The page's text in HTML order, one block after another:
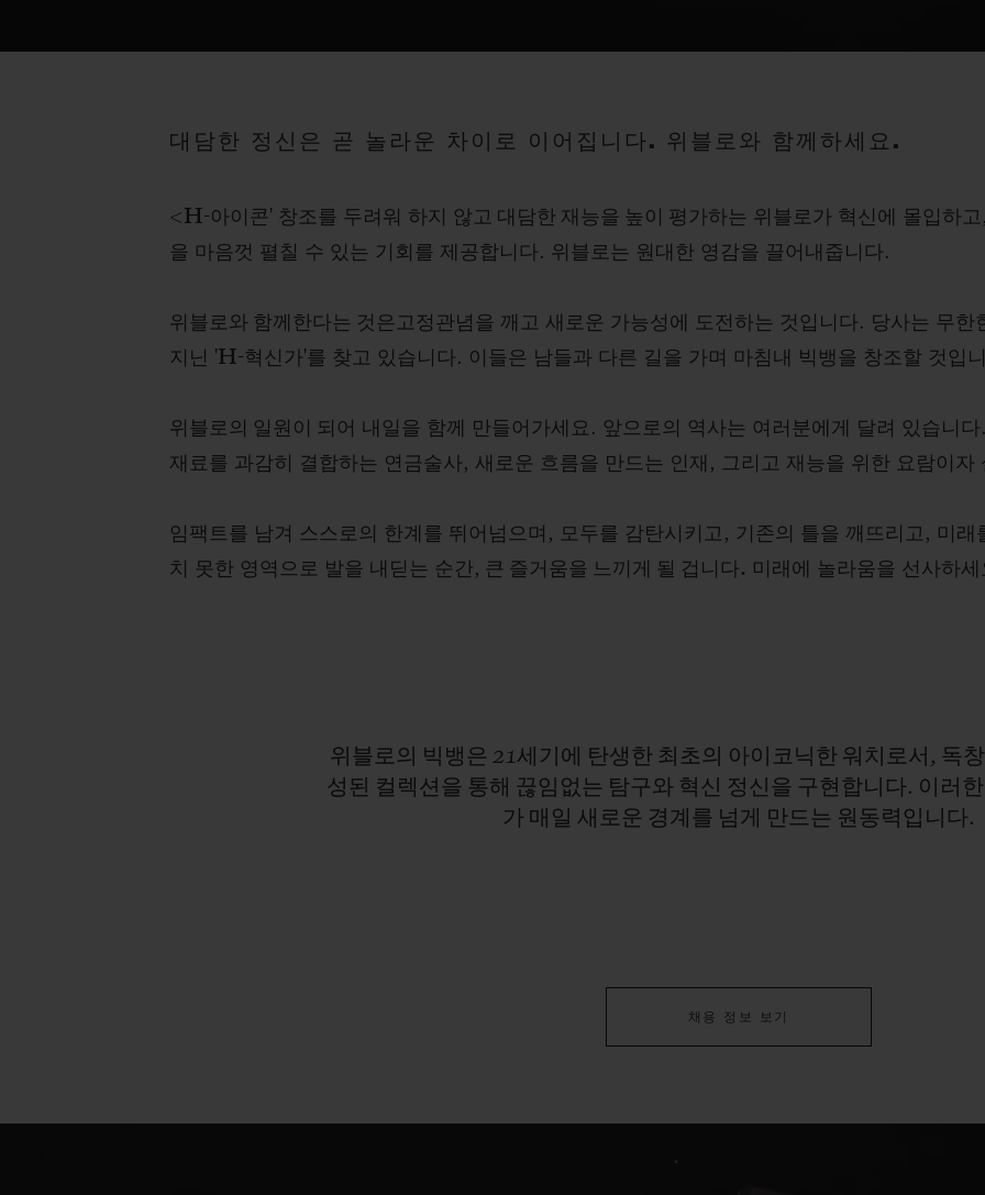
대담한 정신은 곧 놀라운 차이로 이어집니다. 위블로와 함께하세요.
<H-아이콘' 창조를 두려워 하지 않고 대담한 재능을 높이 평가하는 위블로가 혁신에 몰입하
을 마음껏 펼칠 수 있는 기회를 제공합니다. 위블로는 원대한 영감을 끌어내줍니다.
위블로와 함께한다는 것은고정관념을 깨고 새로운 가능성에 도전하는 것입니다. 당사는 무한
지닌 'H-혁신가'를 찾고 있습니다. 이들은 남들과 다른 길을 가며 마침내 빅뱅을 창조할 것입
위블로의 일원이 되어 내일을 함께 만들어가세요. 앞으로의 역사는 여러분에게 달려 있습니
재료를 과감히 결합하는 연금술사, 새로운 흐름을 만드는 인재, 그리고 재능을 위한 요람이자
임팩트를 남겨 스스로의 한계를 뛰어넘으며, 모두를 감탄시키고, 기존의 틀을 깨뜨리고, 미
치 못한 영역으로 발을 내딛는 순간, 큰 즐거움을 느끼게 될 겁니다. 미래에 놀라움을 선사하세
위블로의 빅뱅은 21세기에 탄생한 최초의 아이코닉한 워치로서, 독
성된 컬렉션을 통해 끊임없는 탐구와 혁신 정신을 구현합니다. 이러한
가 매일 새로운 경계를 넘게 만드는 원동력입니다.
채용 정보 보기